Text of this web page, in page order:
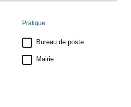
Pratique
Bureau de poste
Mairie